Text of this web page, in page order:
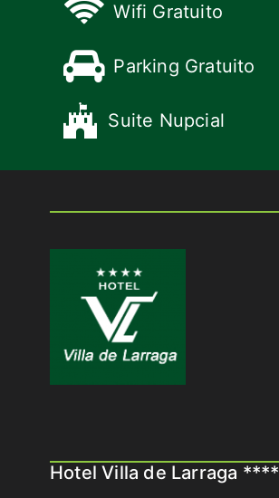
Wifi Gratuito
Parking Gratuito
Suite Nupcial
Hotel Villa de Larraga ****